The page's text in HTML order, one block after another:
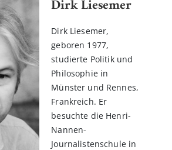
Dirk Liesemer
Dirk Liesemer,
geboren 1977,
studierte Politik und
Philosophie in
Münster und Rennes,
Frankreich. Er
besuchte die Henri-
Nannen-
Journalistenschule in